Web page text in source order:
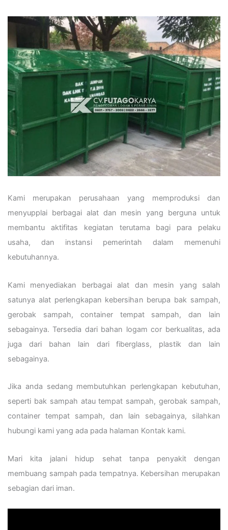
Kami merupakan perusahaan yang memproduksi dan
menyupplai berbagai alat dan mesin yang berguna untuk
membantu aktifitas kegiatan terutama bagi para pelaku
usaha, dan instansi pemerintah dalam memenuhi
kebutuhannya.
Kami menyediakan berbagai alat dan mesin yang salah
satunya alat perlengkapan kebersihan berupa bak sampah,
gerobak sampah, container tempat sampah, dan lain
sebagainya. Tersedia dari bahan logam cor berkualitas, ada
juga dari bahan lain dari fiberglass, plastik dan lain
sebagainya.
Jika anda sedang membutuhkan perlengkapan kebutuhan,
seperti bak sampah atau tempat sampah, gerobak sampah,
container tempat sampah, dan lain sebagainya, silahkan
hubungi kami yang ada pada halaman Kontak kami.
Mari kita jalani hidup sehat tanpa penyakit dengan
membuang sampah pada tempatnya. Kebersihan merupakan
sebagian dari iman.